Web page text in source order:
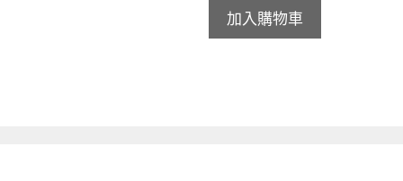
加入購物車